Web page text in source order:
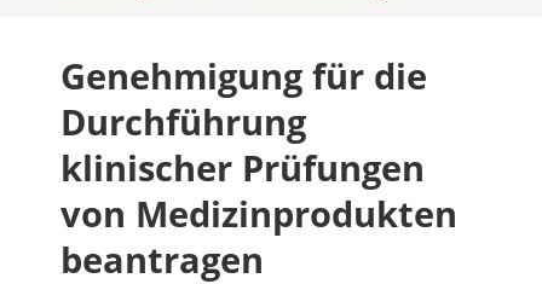
Genehmigung für die
Durchführung
klinischer Prüfungen
von Medizinprodukten
beantragen